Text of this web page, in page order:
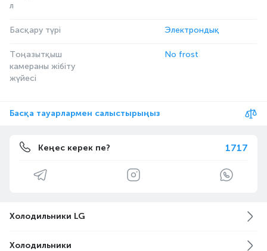
л
Басқару түрі Электрондық
Тоңазытқыш
камераны жібіту
жүйесі
No frost
Басқа тауарлармен салыстырыңыз
Кеңес керек пе? 1717
Холодильники LG
Холодильники